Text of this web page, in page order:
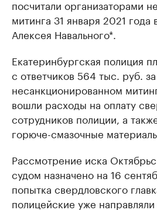
посчитали организаторами
митинга 31 января 2021
Алексея Навального*.
Екатеринбургская полиция
с ответчиков 564 тыс. руб.
несанкционированном
вошли расходы на оплату
сотрудников полиции, а
горюче-смазочные
Рассмотрение иска
судом назначено на 16
попытка свердловского
полицейские уже